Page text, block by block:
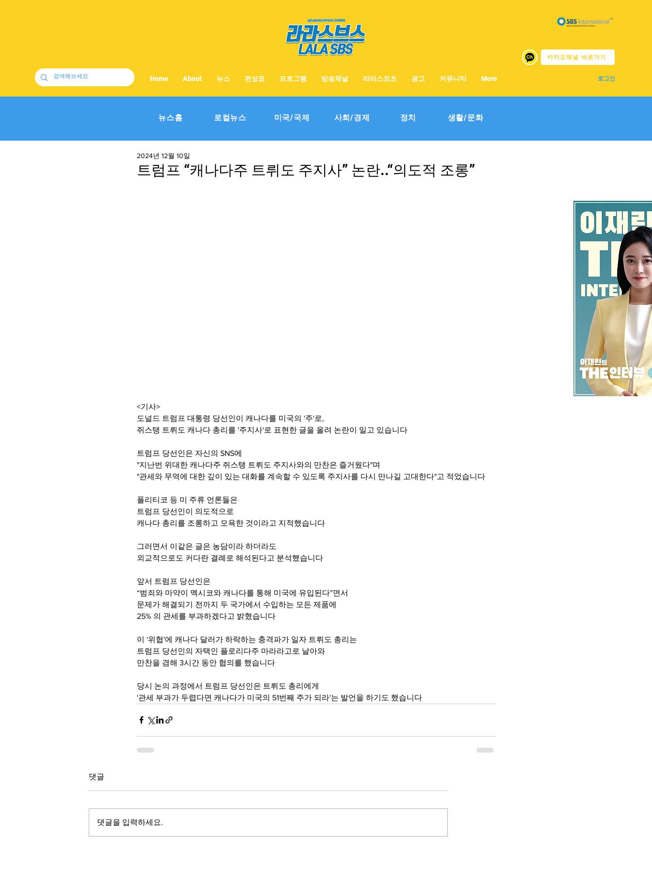
카카오채널 바로가기
로그인
Home About 뉴스 편성표 프로그램 방송채널 라라스포츠 광고 커뮤니티 More
뉴스홈 로컬뉴스 미국/국제 사회/경제 정치 생활/문화
트럼프 “캐나다주 트뤼도 주지사” 논란..“의도적 조롱”
2024년 12월 10일
<기사>
도널드 트럼프 대통령 당선인이 캐나다를 미국의 '주'로,
쥐스탱 트뤼도 캐나다 총리를 '주지사'로 표현한 글을 올려 논란이 일고 있습니다
트럼프 당선인은 자신의 SNS에
"지난번 위대한 캐나다주 쥐스탱 트뤼도 주지사와의 만찬은 즐거웠다"며
"관세와 무역에 대한 깊이 있는 대화를 계속할 수 있도록 주지사를 다시 만나길 고대한다"고 적었습니다
폴리티코 등 미 주류 언론들은
트럼프 당선인이 의도적으로
캐나다 총리를 조롱하고 모욕한 것이라고 지적했습니다
그러면서 이같은 글은 농담이라 하더라도
외교적으로도 커다란 결례로 해석된다고 분석했습니다
앞서 트럼프 당선인은
“범죄와 마약이 멕시코와 캐나다를 통해 미국에 유입된다”면서
문제가 해결되기 전까지 두 국가에서 수입하는 모든 제품에
25% 의 관세를 부과하겠다고 밝혔습니다
이 '위협'에 캐나다 달러가 하락하는 충격파가 일자 트뤼도 총리는
트럼프 당선인의 자택인 플로리다주 마라라고로 날아와
만찬을 겸해 3시간 동안 협의를 했습니다
당시 논의 과정에서 트럼프 당선인은 트뤼도 총리에게
'관세 부과가 두렵다면 캐나다가 미국의 51번째 주가 되라'는 발언을 하기도 했습니다
댓글
댓글을 입력하세요.